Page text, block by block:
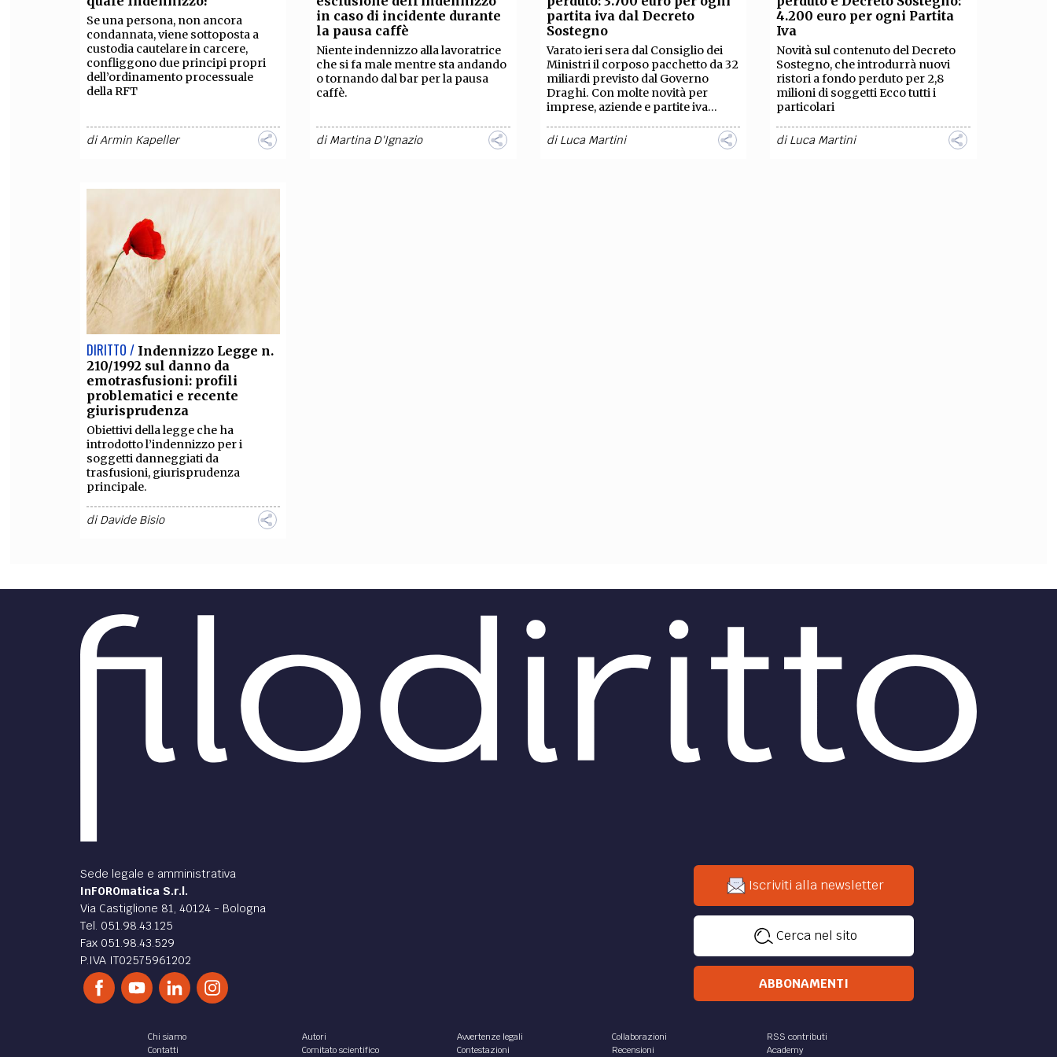
FILODIRITTO REDAZIONE COMITATO SCIENTIFICO CURATORI FOTOGRAFI COLLABORA CON NOI
EXTRA
PROCEEDINGS PUBBLICITÀ CONTATTI
SOCIAL MEDIA
Se una persona, non ancora
condannata, viene sottoposta a
custodia cautelare in carcere,
confliggono due principi propri
dell’ordinamento processuale
della RFT
diArmin Kapeller
in caso di incidente durante
la pausa caffè
Niente indennizzo alla lavoratrice
che si fa male mentre sta andando
o tornando dal bar per la pausa
caffè.
diMartina D'Ignazio
partita iva dal Decreto
Sostegno
Varato ieri sera dal Consiglio dei
Ministri il corposo pacchetto da 32
miliardi previsto dal Governo
Draghi. Con molte novità per
imprese, aziende e partite iva...
diLuca Martini
4.200 euro per ogni Partita
Iva
Novità sul contenuto del Decreto
Sostegno, che introdurrà nuovi
ristori a fondo perduto per 2,8
milioni di soggetti Ecco tutti i
particolari
diLuca Martini
DIRITTO / Indennizzo Legge n.
210/1992 sul danno da
emotrasfusioni: profili
problematici e recente
giurisprudenza
Obiettivi della legge che ha
introdotto l’indennizzo per i
soggetti danneggiati da
trasfusioni, giurisprudenza
principale.
diDavide Bisio
Sede legale e amministrativa
InFOROmatica S.r.l.
Via Castiglione 81, 40124 - Bologna
Tel. 051.98.43.125
Fax 051.98.43.529
P.IVA IT02575961202
Iscriviti alla newsletter
Cerca nel sito
ABBONAMENTI
Chi siamo
Contatti
Autori
Comitato scientifico
Avvertenze legali
Contestazioni
Collaborazioni
Recensioni
RSS contributi
Academy